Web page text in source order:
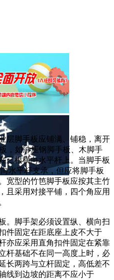
层脚手板应铺满、铺稳，离开
，如冲压钢脚手板、木脚手
三根横向水平杆上。当脚手板
水平杆支承，但应将脚手板
宽型的竹笆脚手板应按其主竹
且采用对接平铺，四个角应用
。脚手架必须设置纵、横向扫
件固定在距底座上皮不大于
亦应采用直角扣件固定在紧靠
杆基础不在同一高度上时，必
长两跨与立杆固定，高低差不
线到边坡的距离不应小于